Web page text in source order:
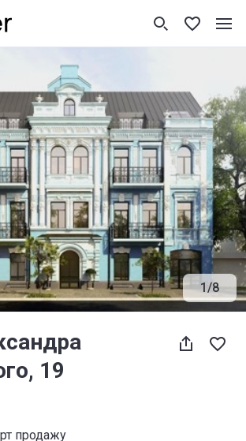
1/8
19
продажу